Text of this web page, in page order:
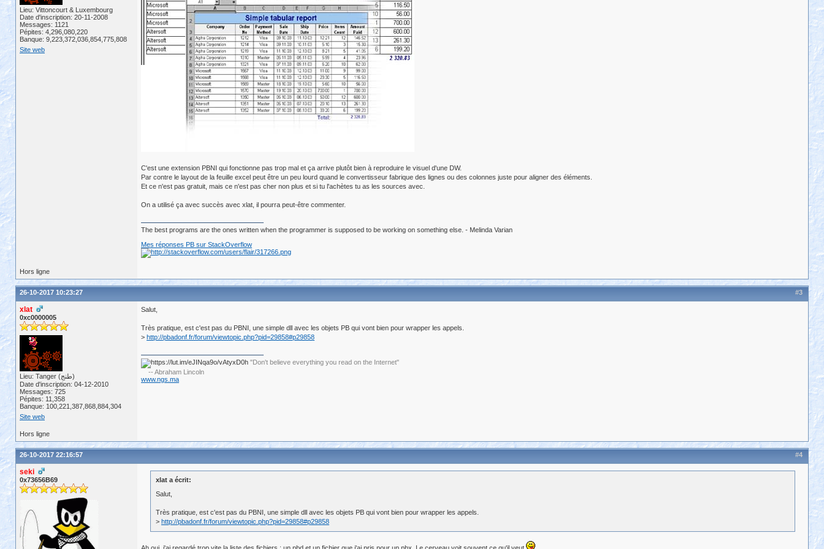
Lieu: Vittoncourt & Luxembourg
Date d'inscription: 20-11-2008
Messages: 1121
Pépites: 4,296,080,220
Banque: 9,223,372,036,854,775,808
Site web
C'est une extension PBNI qui fonctionne pas trop mal et ça arrive plutôt bien à reproduire le visuel d'une DW.
Par contre le layout de la feuille excel peut être un peu lourd quand le convertisseur fabrique des lignes ou des colonnes juste pour aligner des éléments.
Et ce n'est pas gratuit, mais ce n'est pas cher non plus et si tu l'achètes tu as les sources avec.
On a utilisé ça avec succès avec xlat, il pourra peut-être commenter.
The best programs are the ones written when the programmer is supposed to be working on something else. - Melinda Varian
Mes réponses PB sur StackOverflow
Hors ligne
#3
26-10-2017 10:23:27
xlat
0xc0000005
Lieu: Tanger (طنج)
Date d'inscription: 04-12-2010
Messages: 725
Pépites: 11,358
Banque: 100,221,387,868,884,304
Site web
Salut,
Très pratique, est c'est pas du PBNI, une simple dll avec les objets PB qui vont bien pour wrapper les appels.
> http://pbadonf.fr/forum/viewtopic.php?pid=29858#p29858
"Don't believe everything you read on the Internet"
-- Abraham Lincoln
www.ngs.ma
Hors ligne
#4
26-10-2017 22:16:57
seki
0x73656B69
xlat a écrit:
Salut,
Très pratique, est c'est pas du PBNI, une simple dll avec les objets PB qui vont bien pour wrapper les appels.
> http://pbadonf.fr/forum/viewtopic.php?pid=29858#p29858